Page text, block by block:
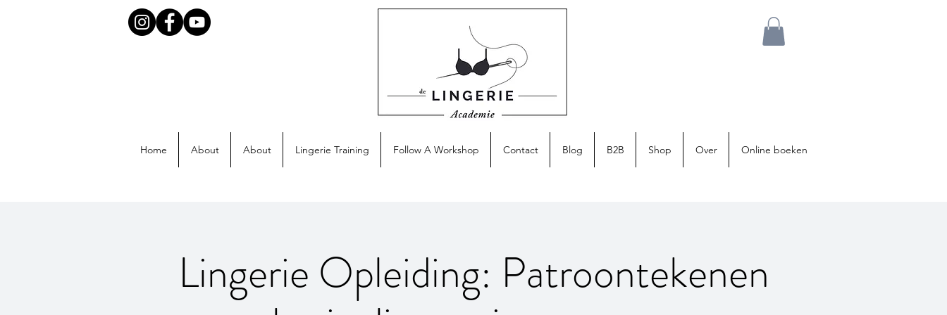
Home About About Lingerie Training Follow A Workshop Contact Blog B2B Shop Over Online boeken
Lingerie Opleiding: Patroontekenen